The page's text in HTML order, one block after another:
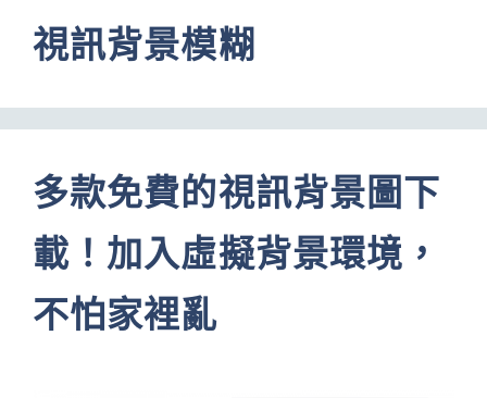
視訊背景模糊
多款免費的視訊背景圖下
載！加入虛擬背景環境，
不怕家裡亂